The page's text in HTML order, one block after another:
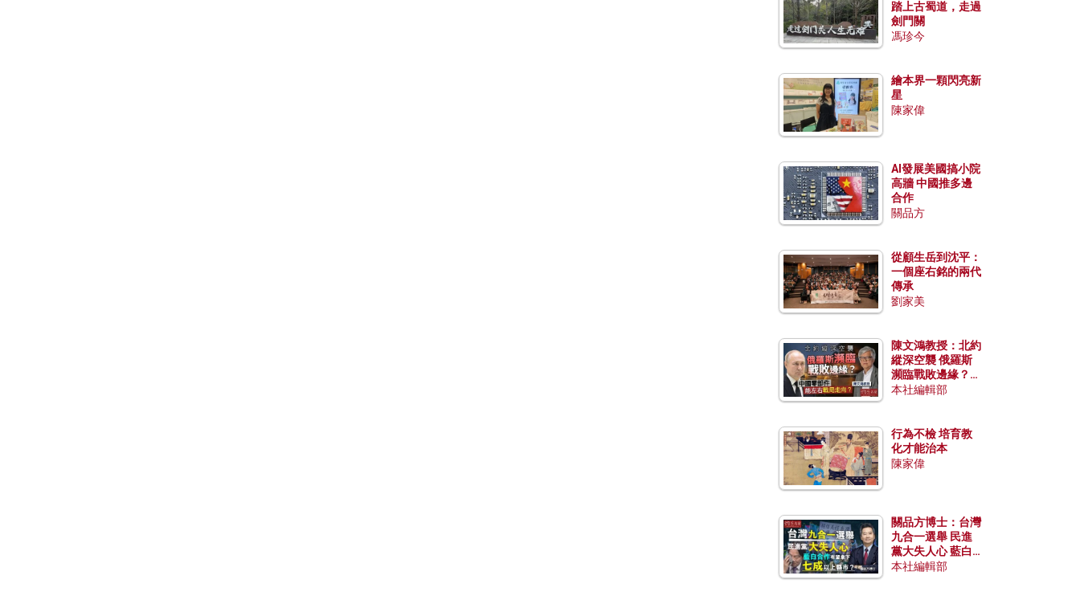
踏上古蜀道，走過
劍門關
馮珍今
繪本界一顆閃亮新
星
陳家偉
AI發展美國搞小院
高牆 中國推多邊
合作
關品方
從顧生岳到沈平：
一個座右銘的兩代
傳承
劉家美
陳文鴻教授：北約
縱深空襲 俄羅斯
瀕臨戰敗邊緣？中
國零部件能左右戰
本社編輯部
行為不檢 培育教
化才能治本
陳家偉
關品方博士：台灣
九合一選舉 民進
黨大失人心 藍白
合作有望拿下七成
本社編輯部